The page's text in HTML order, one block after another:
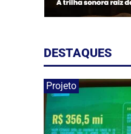
DESTAQUES
Projeto